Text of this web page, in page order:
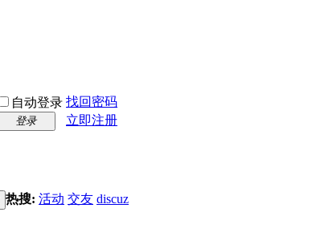
自动登录 找回密码
登录
立即注册
热搜: 活动 交友 discuz